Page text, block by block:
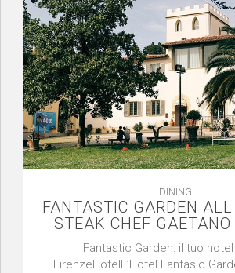
DINING
FANTASTIC GARDEN
STEAK CHEF
Fantastic Garden: il tuo
FirenzeHotelL’Hotel Fantasic